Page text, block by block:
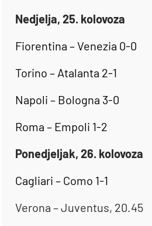
Nedjelja, 25. kolovoza
Fiorentina – Venezia 0-0
Torino – Atalanta 2-1
Napoli – Bologna 3-0
Roma – Empoli 1-2
Ponedjeljak, 26. kolovoza
Cagliari – Como 1-1
Verona – Juventus, 20.45